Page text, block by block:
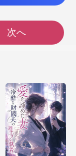
、学費は
次へ